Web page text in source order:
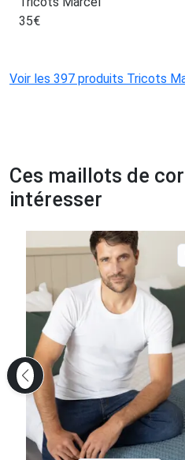
35€
Voir les 397 produits Tricots
Ces maillots de
intéresser